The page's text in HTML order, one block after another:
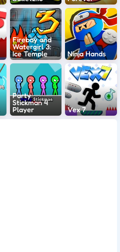
Fireboy and
Watergirl 3:
Ice Temple
Ninja Hands
Party
Stickman 4
Player
Vex 7